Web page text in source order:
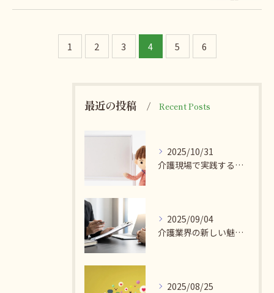
1 2 3 4 5 6
最近の投稿 Recent Posts
2025/10/31
介護現場で実践する感染症予防法
2025/09/04
介護業界の新しい魅力を探る
2025/08/25